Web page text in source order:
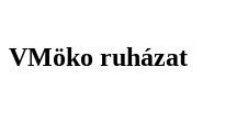
VMöko ruházat